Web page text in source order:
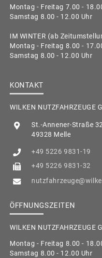
Montag - Freitag 7.00 -
Samstag 8.00 - 12.00 Uhr
IM WINTER (ab
Montag - Freitag 8.00 -
Samstag 8.00 - 12.00 Uhr
KONTAKT
WILKEN NUTZFAHRZEUGE
St.-Annener-Straße 32
49328 Melle
+49 5226 9831-19
+49 5226 9831-32
ÖFFNUNGSZEITEN
WILKEN NUTZFAHRZEUGE
Montag - Freitag 8.00 -
Samstag 8.00 - 12.00 Uhr